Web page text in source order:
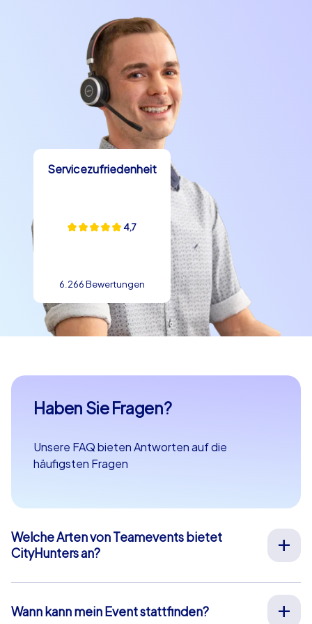
Servicezufriedenheit
4,7
6.266 Bewertungen
Haben Sie Fragen?
Unsere FAQ bieten Antworten auf die
häufigsten Fragen
Welche Arten von Teamevents bietet
CityHunters an?
Teambuilding, Betriebsausflüge, Weihnachtsfeiern und
mehr an Ihrem Wunschort in ganz Europa an. Unsere
Events werden von erfahrenen Guides durchgeführt,
Wann kann mein Event stattfinden?